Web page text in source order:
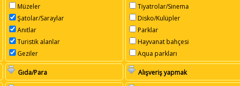
Müzeler
Şatolar/Saraylar
Anıtlar
Turistik alanlar
Geziler
Tiyatrolar/Sinema
Disko/Kulüpler
Parklar
Hayvanat bahçesi
Aqua parkları
Gıda/Para Alışveriş yapmak